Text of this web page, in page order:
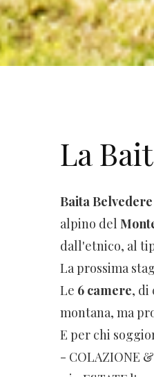
La
Baita Belvedere
alpino del
dall'etnico, al
La prossima
Le 6 camere, di
montana, ma
E per chi
- COLAZIONE